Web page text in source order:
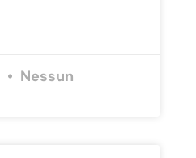
Nessun